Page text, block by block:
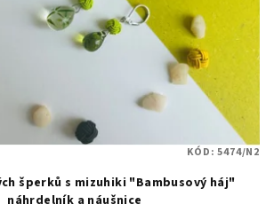
šperků s mizuhiki "Bambusový háj"
náhrdelník a náušnice
KÓD:5474/N2